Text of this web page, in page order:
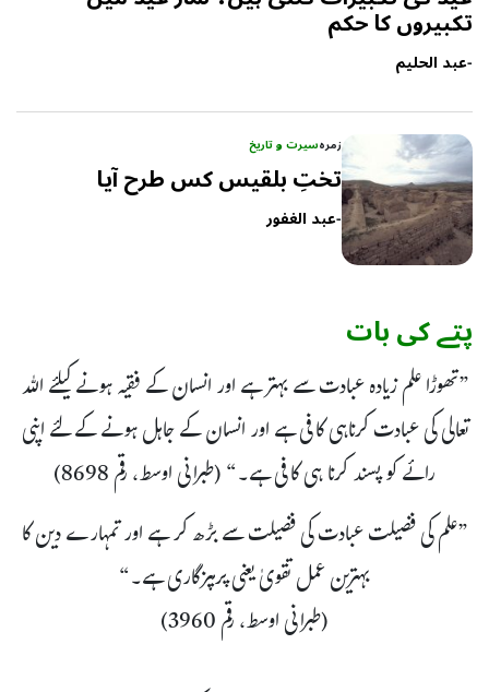
تکبیروں کا حکم
-عبد الحلیم
زمرہسیرت و تاریخ
تختِ بلقیس کس طرح آیا
-عبد الغفور
پتے کی بات
”تھوڑا علم زیادہ عبادت سے بہتر ہے اور انسان کے فقیہ ہونے کیلئے اللہ
تعالی کی عبادت کرناہی کافی ہے اور انسان کے جاہل ہونے کے لئے اپنی
رائے کو پسند کرنا ہی کافی ہے۔“ (طبرانی اوسط، رقم 8698)
”علم کی فضیلت عبادت کی فضیلت سے بڑھ کر ہے اور تمہارے دین کا
بہترین عمل تقویٰ یعنی پرہیزگاری ہے۔“
(طبرانی اوسط، رقم 3960)